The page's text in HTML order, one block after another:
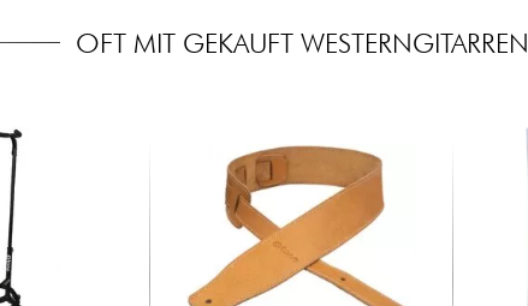
OFT MIT GEKAUFT WESTERNGITARREN